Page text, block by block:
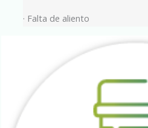
· Falta de aliento